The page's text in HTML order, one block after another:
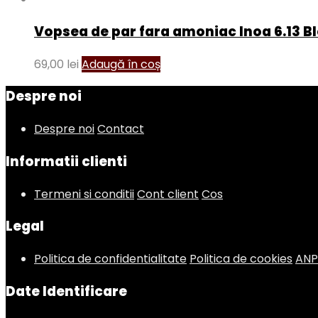
Vopsea de par fara amoniac Inoa 6.13
69,00 lei Adaugă în coș
Despre noi
Despre noiContact
Informatii clienti
Termeni si conditiiCont client Cos
Legal
Politica de confidentialitate Politica de cookies
Date Identificare